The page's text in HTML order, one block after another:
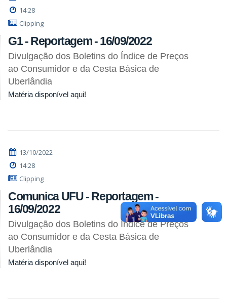
14:28
Clipping
G1 - Reportagem - 16/09/2022
Divulgação dos Boletins do Índice de Preços
ao Consumidor e da Cesta Básica de
Uberlândia
Matéria disponível aqui!
13/10/2022
14:28
Clipping
Comunica UFU - Reportagem -
16/09/2022
Divulgação dos Boletins do Índice de Preços
ao Consumidor e da Cesta Básica de
Uberlândia
Matéria disponível aqui!